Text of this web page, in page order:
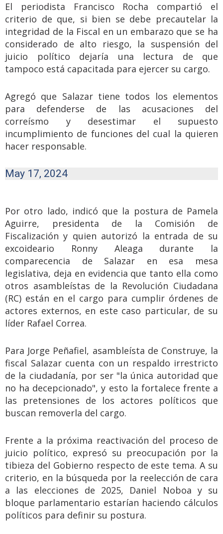
El periodista Francisco Rocha compartió el
criterio de que, si bien se debe precautelar la
integridad de la Fiscal en un embarazo que se ha
considerado de alto riesgo, la suspensión del
juicio político dejaría una lectura de que
tampoco está capacitada para ejercer su cargo.
Agregó que Salazar tiene todos los elementos
para defenderse de las acusaciones del
correísmo y desestimar el supuesto
incumplimiento de funciones del cual la quieren
hacer responsable.
May 17, 2024
Por otro lado, indicó que la postura de Pamela
Aguirre, presidenta de la Comisión de
Fiscalización y quien autorizó la entrada de su
excoideario Ronny Aleaga durante la
comparecencia de Salazar en esa mesa
legislativa, deja en evidencia que tanto ella como
otros asambleístas de la Revolución Ciudadana
(RC) están en el cargo para cumplir órdenes de
actores externos, en este caso particular, de su
líder Rafael Correa.
Para Jorge Peñafiel, asambleísta de Construye, la
fiscal Salazar cuenta con un respaldo irrestricto
de la ciudadanía, por ser "la única autoridad que
no ha decepcionado", y esto la fortalece frente a
las pretensiones de los actores políticos que
buscan removerla del cargo.
Frente a la próxima reactivación del proceso de
juicio político, expresó su preocupación por la
tibieza del Gobierno respecto de este tema. A su
criterio, en la búsqueda por la reelección de cara
a las elecciones de 2025, Daniel Noboa y su
bloque parlamentario estarían haciendo cálculos
políticos para definir su postura.